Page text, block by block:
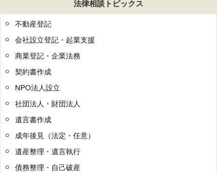
法律相談トピックス
不動産登記
会社設立登記・起業支援
商業登記・企業法務
契約書作成
NPO法人設立
社団法人・財団法人
遺言書作成
成年後見（法定・任意）
遺産整理・遺言執行
債務整理・自己破産